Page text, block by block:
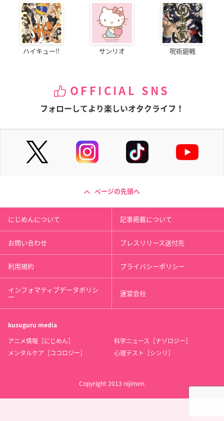
ハイキュー!! サンリオ 呪術廻戦
OFFICIAL SNS
フォローしてより楽しいオタクライフ！
ページの先頭へ
にじめんについて 記事掲載について
お問い合わせ プレスリリース送付先
利用規約 プライバシーポリシー
インフォマティブデータポリシ
ー 運営会社
kusuguru media
アニメ情報［にじめん］
科学ニュース［ナゾロジー］
メンタルケア［ココロジー］
心理テスト［シンリ］
Copyright 2013 nijimen.